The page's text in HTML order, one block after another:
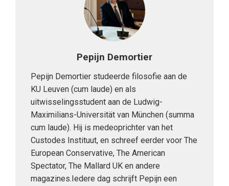
Pepijn Demortier
Pepijn Demortier studeerde filosofie aan de
KU Leuven (cum laude) en als
uitwisselingsstudent aan de Ludwig-
Maximilians-Universität van München (summa
cum laude). Hij is medeoprichter van het
Custodes Instituut, en schreef eerder voor The
European Conservative, The American
Spectator, The Mallard UK en andere
magazines.Iedere dag schrijft Pepijn een